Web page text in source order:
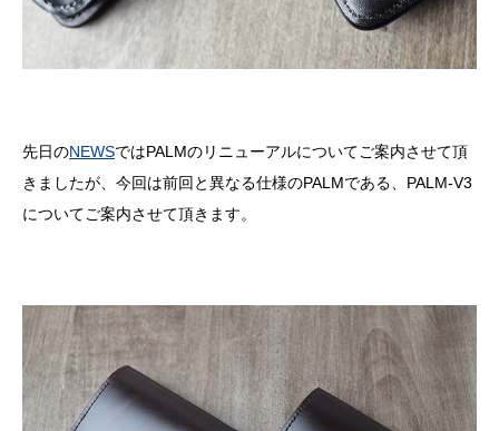
先日のNEWSではPALMのリニューアルについてご案内させて頂
きましたが、今回は前回と異なる仕様のPALMである、PALM-V3
についてご案内させて頂きます。